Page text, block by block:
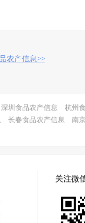
农产信息>>
深圳食品农产信息 杭州
长春食品农产信息 南
关注微